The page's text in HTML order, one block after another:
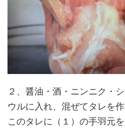
２、醤油・酒・ニンニク・
ウルに入れ、混ぜてタレを作
このタレに（１）の手羽元